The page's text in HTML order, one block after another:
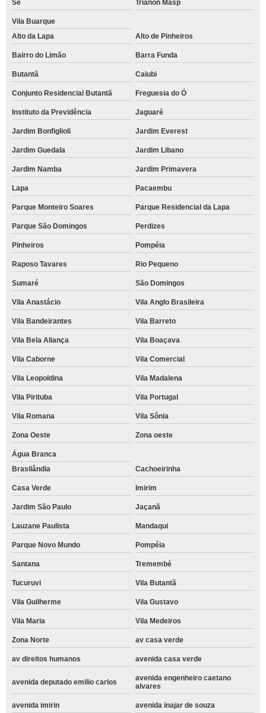
Sé Trianon Masp
Vila Buarque
Alto da Lapa
Alto de Pinheiros
Bairro do Limão Barra Funda
Butantã Caiubi
Conjunto Residencial Butantã Freguesia do Ó
Instituto da Previdência Jaguaré
Jardim Bonfiglioli Jardim Everest
Jardim Guedala Jardim Libano
Jardim Namba Jardim Primavera
Lapa Pacaembu
Parque Monteiro Soares Parque Residencial da Lapa
Parque São Domingos Perdizes
Pinheiros Pompéia
Raposo Tavares Rio Pequeno
Sumaré São Domingos
Vila Anastácio Vila Anglo Brasileira
Vila Bandeirantes Vila Barreto
Vila Bela Aliança Vila Boaçava
Vila Caborne Vila Comercial
Vila Leopoldina Vila Madalena
Vila Pirituba Vila Portugal
Vila Romana Vila Sônia
Zona Oeste Zona oeste
Água Branca
Brasilândia
Cachoeirinha
Casa Verde Imirim
Jardim São Paulo Jaçanã
Lauzane Paulista Mandaqui
Parque Novo Mundo Pompéia
Santana Tremembé
Tucuruvi Vila Butantã
Vila Guilherme Vila Gustavo
Vila Maria Vila Medeiros
Zona Norte av casa verde
av direitos humanos avenida casa verde
avenida deputado emilio carlos
avenida engenheiro caetano
alvares
avenida imirin avenida inajar de souza